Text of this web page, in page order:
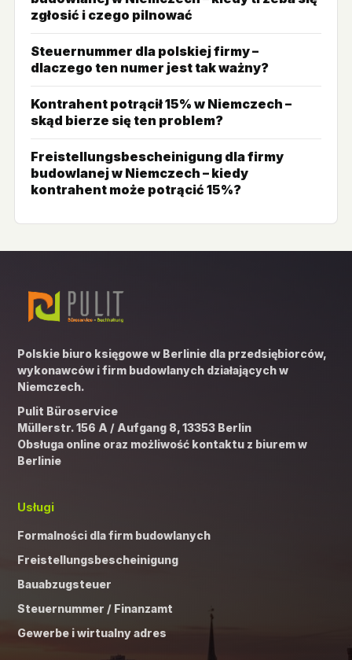
zgłosić i czego pilnować
Steuernummer dla polskiej firmy –
dlaczego ten numer jest tak ważny?
Kontrahent potrącił 15% w Niemczech –
skąd bierze się ten problem?
Freistellungsbescheinigung dla firmy
budowlanej w Niemczech – kiedy
kontrahent może potrącić 15%?
Polskie biuro księgowe w Berlinie dla przedsiębiorców,
wykonawców i firm budowlanych działających w
Niemczech.
Pulit Büroservice
Müllerstr. 156 A / Aufgang 8, 13353 Berlin
Obsługa online oraz możliwość kontaktu z biurem w
Berlinie
Usługi
Formalności dla firm budowlanych
Freistellungsbescheinigung
Bauabzugsteuer
Steuernummer / Finanzamt
Gewerbe i wirtualny adres